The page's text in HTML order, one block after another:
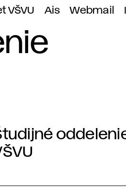
VŠVU Ais Webmail